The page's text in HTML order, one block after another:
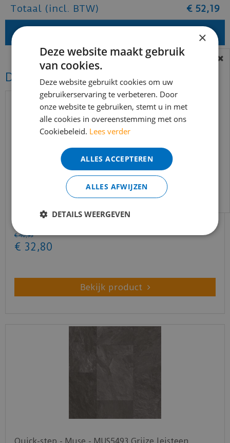
Totaal (incl. BTW) € 52,19
Dit vind je misschien ook mooi!
(Laminaat)
€ 40,95
€ 32 ,80
Bekijk product
BEREIKBAARHEID
In verband met de vakantie periode zijn wij
t/m 14 augustus telefonisch helaas niet
bereikbaar.
Bestelling worden uiteraard verwerkt
echter iets minder snel dan wat je van ons
gewend bent.
Voor vragen kan je ons bereiken via
info@merkvloerenwinkel.nl
×
Deze website maakt gebruik
van cookies.
Deze website gebruikt cookies om uw
gebruikerservaring te verbeteren. Door
onze website te gebruiken, stemt u in met
alle cookies in overeenstemming met ons
Cookiebeleid. Lees verder
ALLES ACCEPTEREN
ALLES AFWIJZEN
DETAILS WEERGEVEN